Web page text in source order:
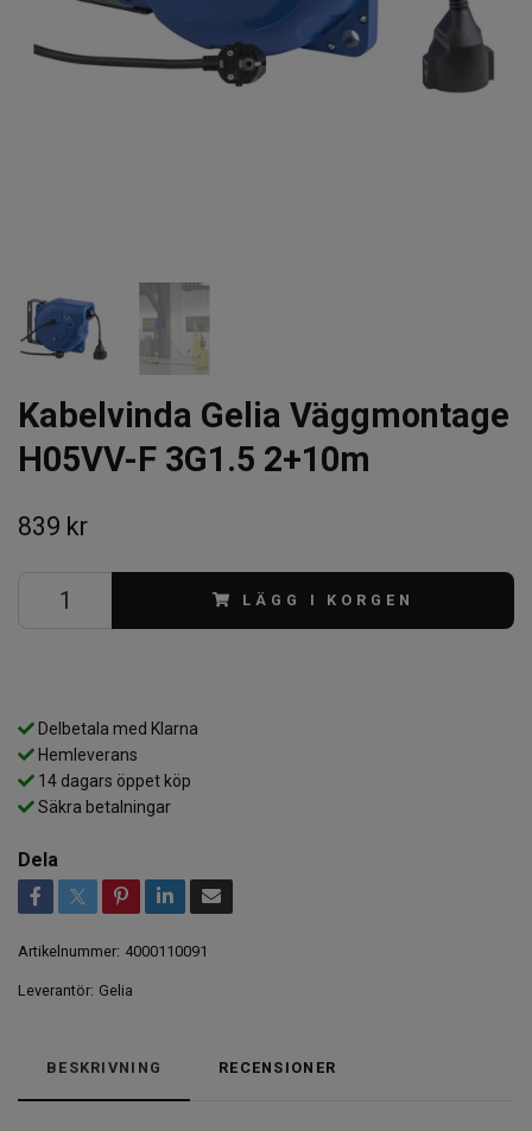
Kabelvinda Gelia Väggmontage
H05VV-F 3G1.5 2+10m
839 kr
LÄGG I KORGEN
Delbetala med Klarna
Hemleverans
14 dagars öppet köp
Säkra betalningar
Dela
Artikelnummer: 4000110091
Leverantör: Gelia
BESKRIVNING RECENSIONER